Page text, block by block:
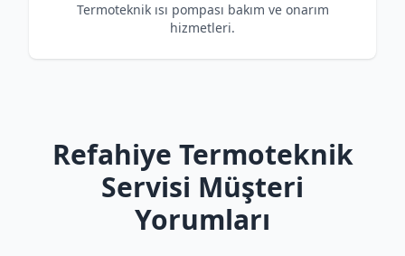
Termoteknik ısı pompası bakım ve onarım
hizmetleri.
Refahiye Termoteknik
Servisi Müşteri
Yorumları